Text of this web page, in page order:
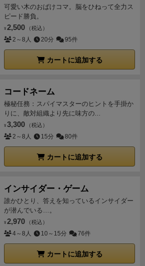
可愛い木のおばけコマ。脳をひねって全力ス
ピード勝負。
¥ 2,500 （税込）
2～8人 20分 95件
カートに追加する
コードネーム
極秘任務：スパイマスターのヒントを手掛か
りに、敵対組織より先に味方の...
¥ 3,300 （税込）
2～8人 15分 80件
カートに追加する
インサイダー・ゲーム
誰かひとり、答えを知っているインサイダー
が潜んでいる…。
¥ 2,970 （税込）
4～8人 10～15分 76件
カートに追加する